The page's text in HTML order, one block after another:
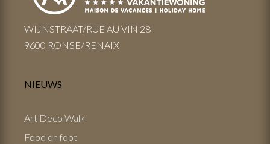
WIJNSTRAAT/RUE AU VIN 28
9600 RONSE/RENAIX
NIEUWS
Art Deco Walk
Food on foot